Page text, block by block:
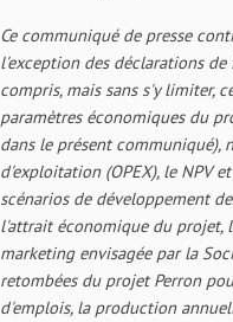
Ce communiqué de presse
l'exception des déclarations
compris, mais sans s'y limiter,
paramètres économiques du
dans le présent communiqué),
d'exploitation (OPEX), le NPV
scénarios de développement
l'attrait économique du projet,
marketing envisagée par la
retombées du projet Perron
d'emplois, la production